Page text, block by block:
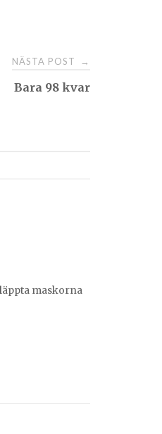
NÄSTA POST →
Bara 98 kvar
maskorna